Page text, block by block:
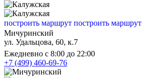
построить маршрут построить маршрут
Мичуринский
ул. Удальцова, 60, к.7
Ежедневно с 8:00 до 22:00
+7 (499) 460-69-76